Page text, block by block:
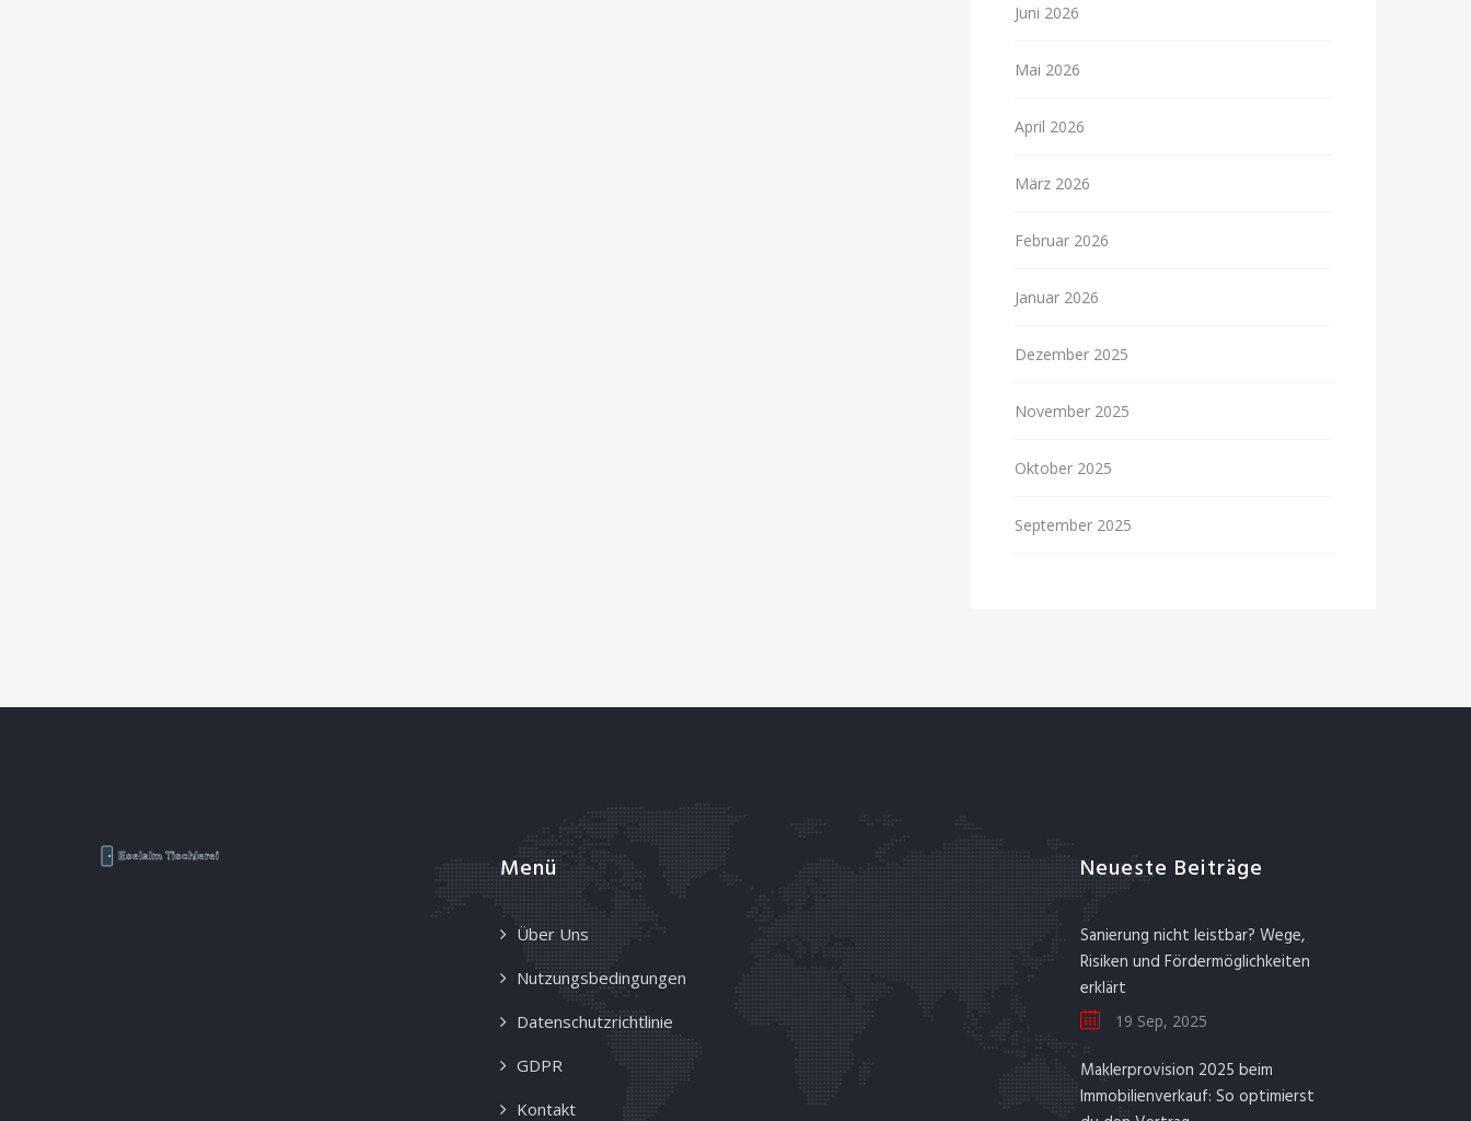
Juni 2026
Mai 2026
April 2026
März 2026
Februar 2026
Januar 2026
Dezember 2025
November 2025
Oktober 2025
September 2025
Menü
Über Uns
Nutzungsbedingungen
Datenschutzrichtlinie
GDPR
Kontakt
Neueste Beiträge
Sanierung nicht leistbar? Wege,
Risiken und Fördermöglichkeiten
erklärt
19 Sep, 2025
Maklerprovision 2025 beim
Immobilienverkauf: So optimierst